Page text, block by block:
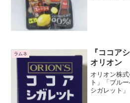
ラムネ
『ココア
オリオン
オリオン株
ト」「ブル
シガレット